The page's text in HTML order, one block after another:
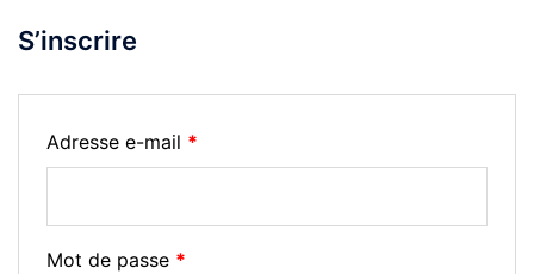
S’inscrire
Adresse e-mail *
Mot de passe *